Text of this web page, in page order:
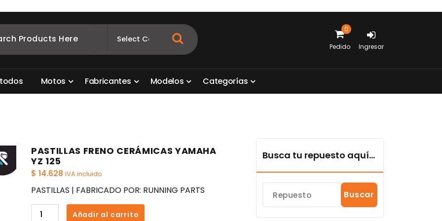
motos. Aquí está lo que necesitas
0
Pedido Ingresar
todos Motos Fabricantes Modelos Categorías
PASTILLAS FRENO CERÁMICAS YAMAHA
YZ 125
$ 14.628 IVA incluido
PASTILLAS | FABRICADO POR: RUNNING PARTS
PASTILLAS Añadir al carrito
Busca tu repuesto aquí...
Buscar